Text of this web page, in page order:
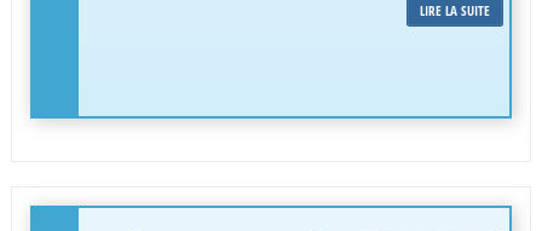
LIRE LA SUITE